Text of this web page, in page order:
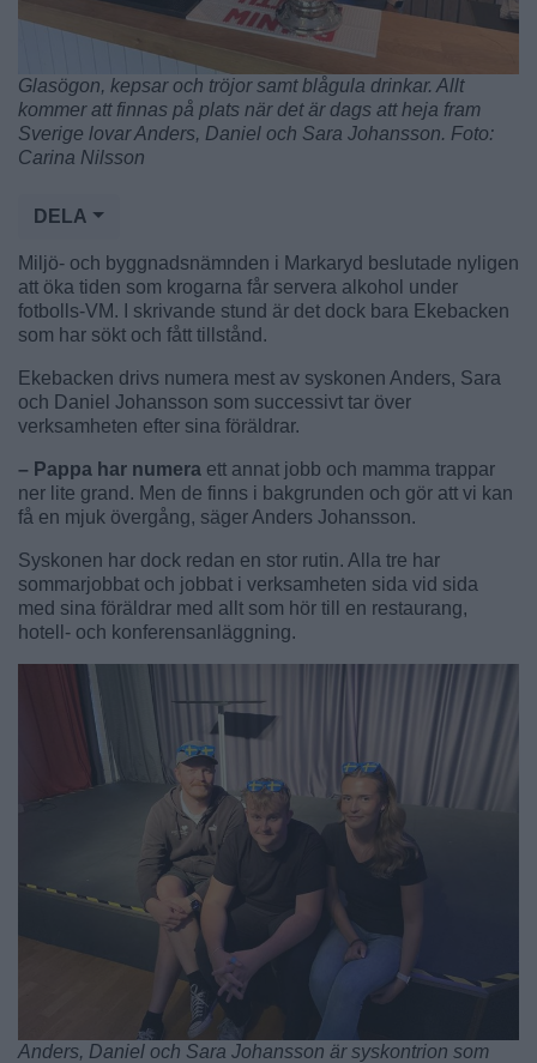
Glasögon, kepsar och tröjor samt blågula drinkar. Allt
kommer att finnas på plats när det är dags att heja fram
Sverige lovar Anders, Daniel och Sara Johansson. Foto:
Carina Nilsson
DELA
Miljö- och byggnadsnämnden i Markaryd beslutade nyligen
att öka tiden som krogarna får servera alkohol under
fotbolls-VM. I skrivande stund är det dock bara Ekebacken
som har sökt och fått tillstånd.
Ekebacken drivs numera mest av syskonen Anders, Sara
och Daniel Johansson som successivt tar över
verksamheten efter sina föräldrar.
– Pappa har numera ett annat jobb och mamma trappar
ner lite grand. Men de finns i bakgrunden och gör att vi kan
få en mjuk övergång, säger Anders Johansson.
Syskonen har dock redan en stor rutin. Alla tre har
sommarjobbat och jobbat i verksamheten sida vid sida
med sina föräldrar med allt som hör till en restaurang,
hotell- och konferensanläggning.
Anders, Daniel och Sara Johansson är syskontrion som